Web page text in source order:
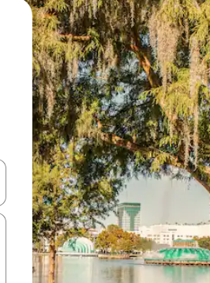
le haut et vers le bas pour les